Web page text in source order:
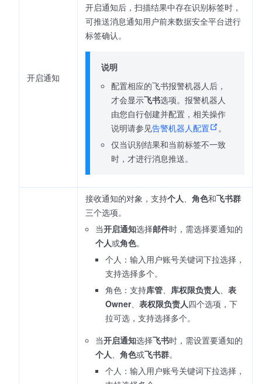
开启通知
开启通知后，扫描结果中存在识别标签时，
可推送消息通知用户前来数据安全平台进行
标签确认。
说明
配置相应的飞书报警机器人后，
才会显示飞书选项。报警机器人
由您自行创建并配置，相关操作
说明请参见告警机器人配置
。
仅当识别结果和当前标签不一致
时，才进行消息推送。
接收通知的对象，支持个人、 角色和飞书群
三个选项。
当开启通知选择邮件时，需选择要通知的
个人或角色。
个人：输入用户账号关键词下拉选择，
支持选择多个。
角色：支持库管、 库权限负责人、 表
Owner、 表权限负责人四个选项，下
拉可选，支持选择多个。
当开启通知选择飞书时，需设置要通知的
个人、 角色或飞书群。
个人：输入用户账号关键词下拉选择，